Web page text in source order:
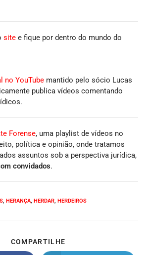
site e fique por dentro do mundo do
no YouTube mantido pelo sócio Lucas
publica vídeos comentando
Forense, uma playlist de vídeos no
política e opinião, onde tratamos
assuntos sob a perspectiva jurídica,
convidados.
, HERANÇA, HERDAR, HERDEIROS
COMPARTILHE